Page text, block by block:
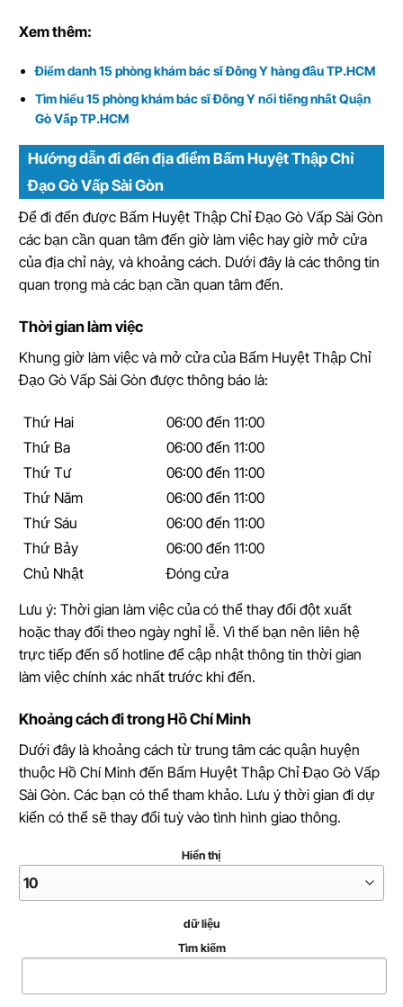
Xem thêm:
Điểm danh 15 phòng khám bác sĩ Đông Y hàng đầu TP.HCM
Tìm hiểu 15 phòng khám bác sĩ Đông Y nổi tiếng nhất Quận
Gò Vấp TP.HCM
Hướng dẫn đi đến địa điểm Bấm Huyệt Thập Chỉ
Đạo Gò Vấp Sài Gòn
Để đi đến được Bấm Huyệt Thập Chỉ Đạo Gò Vấp Sài Gòn
các bạn cần quan tâm đến giờ làm việc hay giờ mở cửa
của địa chỉ này, và khoảng cách. Dưới đây là các thông tin
quan trọng mà các bạn cần quan tâm đến.
Thời gian làm việc
Khung giờ làm việc và mở cửa của Bấm Huyệt Thập Chỉ
Đạo Gò Vấp Sài Gòn được thông báo là:
Thứ Hai
06:00 đến 11:00
Thứ Ba
06:00 đến 11:00
Thứ Tư
06:00 đến 11:00
Thứ Năm
06:00 đến 11:00
Thứ Sáu
06:00 đến 11:00
Thứ Bảy
06:00 đến 11:00
Chủ Nhật
Đóng cửa
Lưu ý: Thời gian làm việc của có thể thay đổi đột xuất
hoặc thay đổi theo ngày nghỉ lễ. Vì thế bạn nên liên hệ
trực tiếp đến số hotline để cập nhật thông tin thời gian
làm việc chính xác nhất trước khi đến.
Khoảng cách đi trong Hồ Chí Minh
Dưới đây là khoảng cách từ trung tâm các quận huyện
thuộc Hồ Chí Minh đến Bấm Huyệt Thập Chỉ Đạo Gò Vấp
Sài Gòn. Các bạn có thể tham khảo. Lưu ý thời gian đi dự
kiến có thể sẽ thay đổi tuỳ vào tình hình giao thông.
Hiển thị
dữ liệu
Tìm kiếm